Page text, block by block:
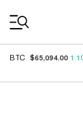
BTC $65,094.00